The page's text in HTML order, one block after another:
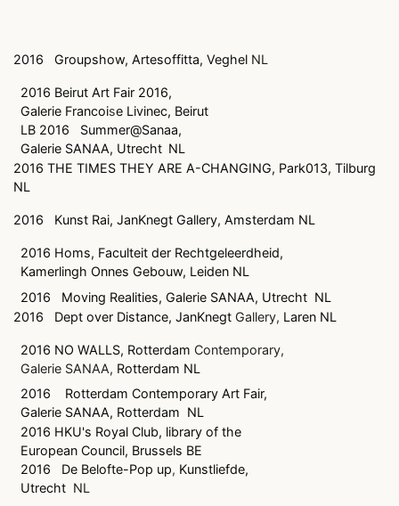
2016 Groupshow, Artesoffitta, Veghel NL
2016 Beirut Art Fair 2016,
Galerie Francoise Livinec, Beirut
LB 2016
Summer@Sanaa,
Galerie SANAA, Utrecht NL
2016 THE TIMES THEY ARE A-CHANGING, Park013, Tilburg
NL
2016 Kunst Rai, JanKnegt Gallery, Amsterdam NL
2016 Homs, Faculteit der Rechtgeleerdheid,
Kamerlingh Onnes Gebouw, Leiden NL
2016
Moving Realities, Galerie SANAA, Utrecht NL
2016
Dept over Distance, JanKnegt Gallery, Laren NL
2016 NO WALLS, Rotterdam Contemporary,
Galerie SANAA, Rotterdam NL
2016
Rotterdam Contemporary Art Fair,
Galerie SANAA, Rotterdam NL
2016 HKU's Royal Club, library of the
European Council, Brussels BE
2016
De Belofte-Pop up, Kunstliefde,
Utrecht NL